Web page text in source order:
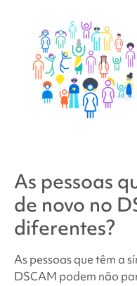
As pessoas
de novo no
diferentes?
As pessoas que têm a
DSCAM podem não